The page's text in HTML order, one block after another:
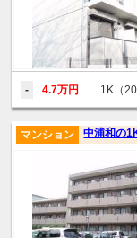
- 4.7万円 1K（
中浦和の
マンション